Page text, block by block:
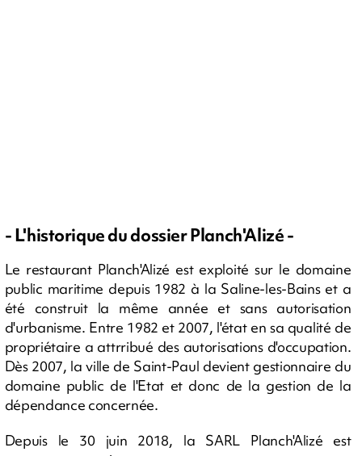
- L'historique du dossier Planch'Alizé -
Le restaurant Planch'Alizé est exploité sur le domaine
public maritime depuis 1982 à la Saline-les-Bains et a
été construit la même année et sans autorisation
d'urbanisme. Entre 1982 et 2007, l'état en sa qualité de
propriétaire a attrribué des autorisations d'occupation.
Dès 2007, la ville de Saint-Paul devient gestionnaire du
domaine public de l'Etat et donc de la gestion de la
dépendance concernée.
Depuis le 30 juin 2018, la SARL Planch'Alizé est